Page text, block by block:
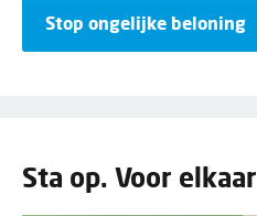
Stop ongelijke beloning
Sta op. Voor elkaar